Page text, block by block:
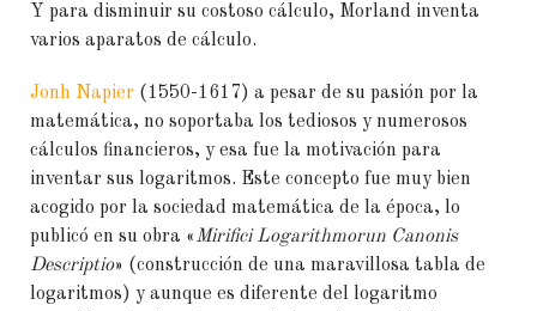
Y para disminuir su costoso cálculo, Morland inventa
varios aparatos de cálculo.
Jonh Napier (1550-1617) a pesar de su pasión por la
matemática, no soportaba los tediosos y numerosos
cálculos financieros, y esa fue la motivación para
inventar sus logaritmos. Este concepto fue muy bien
acogido por la sociedad matemática de la época, lo
publicó en su obra «Mirifici Logarithmorun Canonis
Descriptio» (construcción de una maravillosa tabla de
logaritmos) y aunque es diferente del logaritmo